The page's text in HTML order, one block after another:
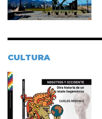
CULTURA
Imagen